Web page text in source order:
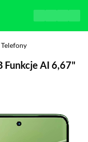
Funkcje AI 6,67"